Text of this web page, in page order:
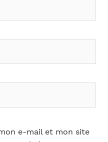
e-mail et mon site